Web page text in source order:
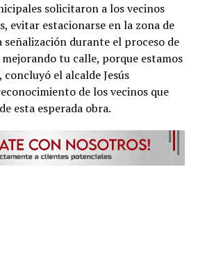
solicitaron a los vecinos
evitar estacionarse en la zona de
durante el proceso de
mejorando tu calle, porque estamos
concluyó el alcalde Jesús
de los vecinos que
esta esperada obra.